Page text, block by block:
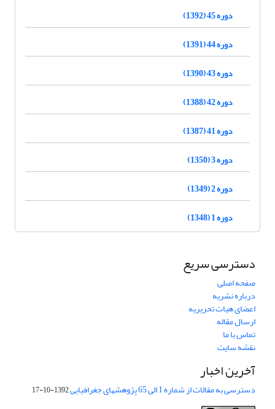
دوره 45 (1392)
دوره 44 (1391)
دوره 43 (1390)
دوره 42 (1388)
دوره 41 (1387)
دوره 3 (1350)
دوره 2 (1349)
دوره 1 (1348)
دسترسی سریع
صفحه اصلی
درباره نشریه
اعضای هیات تحریریه
ارسال مقاله
تماس با ما
نقشه سایت
آخرین اخبار
دسترسی به مقالات از شماره 1 الی 65 پژوهشهای جغرافیایی 1392-10-17